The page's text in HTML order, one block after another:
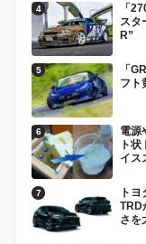
「
スタ
R”
「
フト
電源
ト
イス
ト
TRD
さを